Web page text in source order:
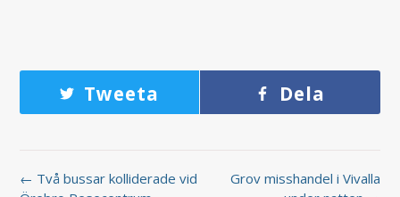
Tweeta Dela
← Två bussar kolliderade vid
Grov misshandel i Vivalla